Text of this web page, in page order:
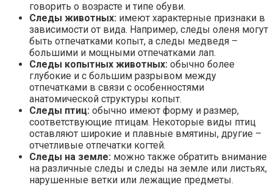
говорить о возрасте и типе обуви.
Следы животных: имеют характерные признаки в
зависимости от вида. Например, следы оленя могут
быть отпечатками копыт, а следы медведя –
большими и мощными отпечатками лап.
Следы копытных животных: обычно более
глубокие и с большим разрывом между
отпечатками в связи с особенностями
анатомической структуры копыт.
Следы птиц: обычно имеют форму и размер,
соответствующие птицам. Некоторые виды птиц
оставляют широкие и плавные вмятины, другие –
отчетливые отпечатки когтей.
Следы на земле: можно также обратить внимание
на различные следы и следы на земле или листьях,
нарушенные ветки или лежащие предметы.